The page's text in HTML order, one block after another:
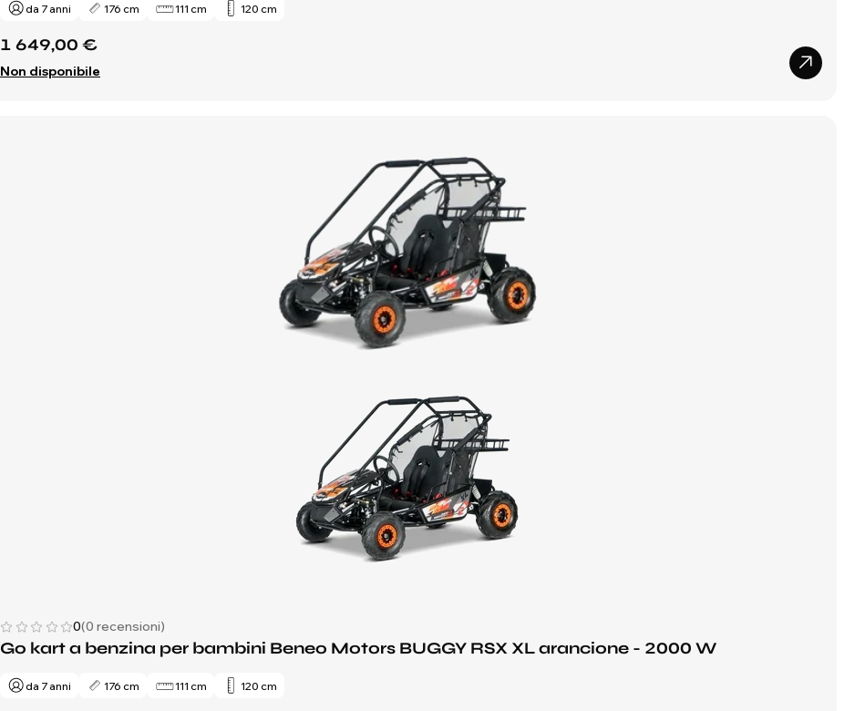
da 7 anni 176 cm 111 cm 120 cm
1 649,00 €
Non disponibile
0(0 recensioni)
Go kart a benzina per bambini Beneo Motors BUGGY RSX XL arancione - 2000 W
da 7 anni 176 cm 111 cm 120 cm